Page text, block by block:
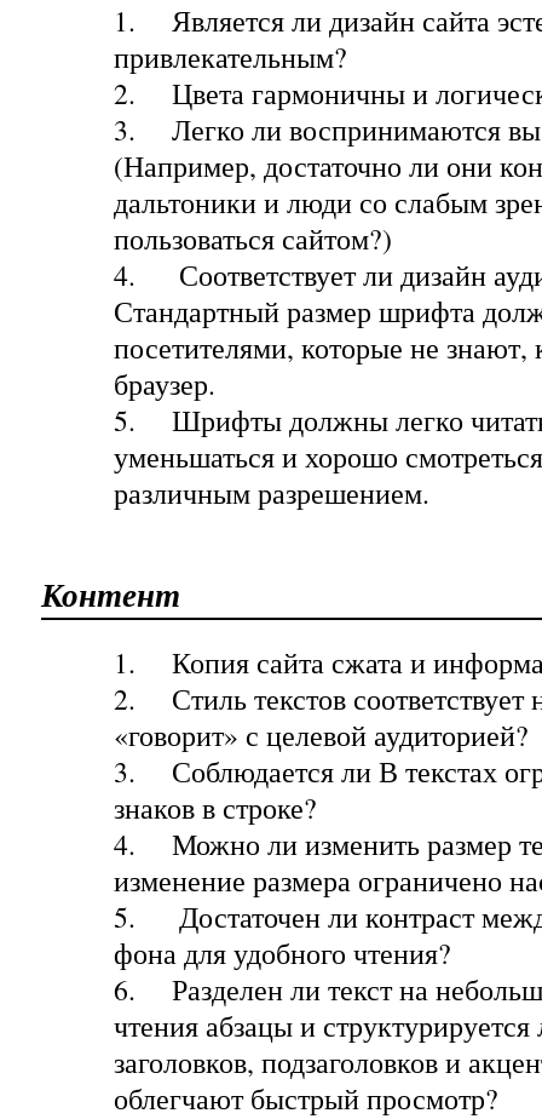
1.
Является ли дизайн сайта
привлекательным?
2.
Цвета гармоничны и
3.
Легко ли воспринимаются
(Например, достаточно ли они
дальтоники и люди со слабым
пользоваться сайтом?)
4.
Соответствует ли дизайн
Стандартный размер шрифта
посетителями, которые не знают,
браузер.
5.
Шрифты должны легко
уменьшаться и хорошо
различным разрешением.
Контент
1.
Копия сайта сжата и
2.
Стиль текстов
«говорит» с целевой аудиторией?
3.
Соблюдается ли В текстах
знаков в строке?
4.
Можно ли изменить размер
изменение размера ограничено
5.
Достаточен ли контраст
фона для удобного чтения?
6.
Разделен ли текст на
чтения абзацы и
заголовков, подзаголовков и
облегчают быстрый просмотр?